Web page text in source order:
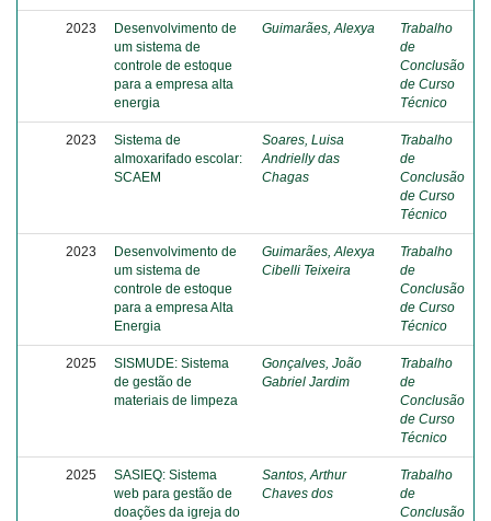
2023
Desenvolvimento de
um sistema de
controle de estoque
para a empresa alta
energia
Guimarães, Alexya
Trabalho
de
Conclusão
de Curso
Técnico
2023
Sistema de
almoxarifado escolar:
SCAEM
Soares, Luisa
Andrielly das
Chagas
Trabalho
de
Conclusão
de Curso
Técnico
2023
Desenvolvimento de
um sistema de
controle de estoque
para a empresa Alta
Energia
Guimarães, Alexya
Cibelli Teixeira
Trabalho
de
Conclusão
de Curso
Técnico
2025
SISMUDE: Sistema
de gestão de
materiais de limpeza
Gonçalves, João
Gabriel Jardim
Trabalho
de
Conclusão
de Curso
Técnico
2025
SASIEQ: Sistema
web para gestão de
doações da igreja do
Santos, Arthur
Chaves dos
Trabalho
de
Conclusão